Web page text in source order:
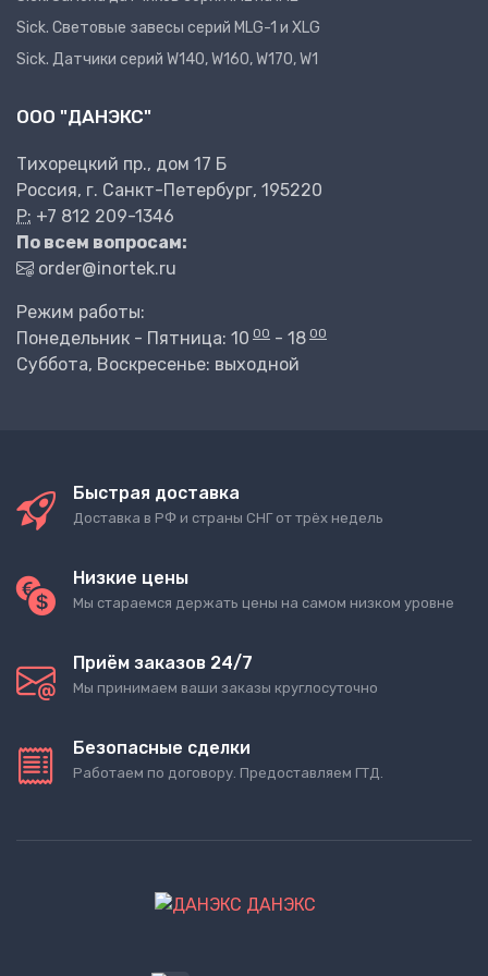
Sick. Световые завесы серий MLG-1 и XLG
Sick. Датчики серий W140, W160, W170, W1
ООО "ДАНЭКС"
Тихорецкий пр., дом 17 Б
Россия, г. Санкт-Петербург, 195220
P: +7 812 209-1346
По всем вопросам:
order@inortek.ru
Режим работы:
Понедельник - Пятница: 10 00 - 18 00
Суббота, Воскресенье: выходной
Быстрая доставка
Доставка в РФ и страны СНГ от трёх недель
Низкие цены
Мы стараемся держать цены на самом низком уровне
Приём заказов 24/7
Мы принимаем ваши заказы круглосуточно
Безопасные сделки
Работаем по договору. Предоставляем ГТД.
ДАНЭКС